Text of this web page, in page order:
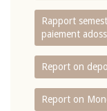
Rapport
paiement
Report on
Report on